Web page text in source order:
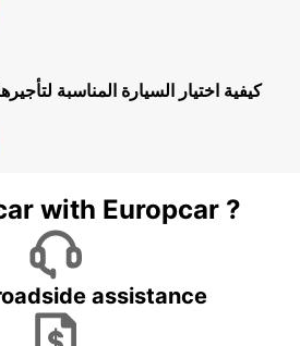
كيفية اختيار السيارة المناسبة
with Europcar ?
assistance